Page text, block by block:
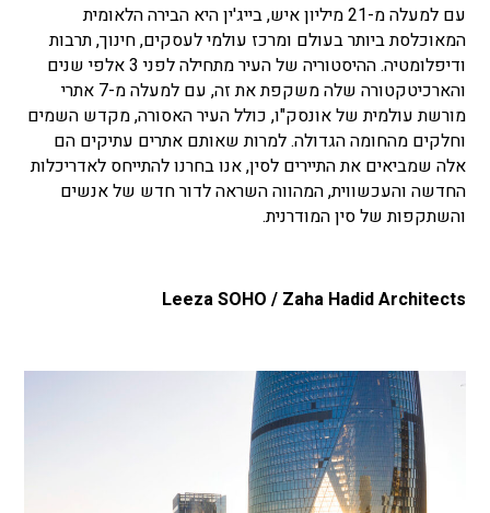
עם למעלה מ-21 מיליון איש, בייג'ין היא הבירה הלאומית
המאוכלסת ביותר בעולם ומרכז עולמי לעסקים, חינוך, תרבות
ודיפלומטיה. ההיסטוריה של העיר מתחילה לפני 3 אלפי שנים
והארכיטקטורה שלה משקפת את זה, עם למעלה מ-7 אתרי
מורשת עולמית של אונסק"ו, כולל העיר האסורה, מקדש השמים
וחלקים מהחומה הגדולה. למרות שאותם אתרים עתיקים הם
אלה שמביאים את התיירים לסין, אנו בחרנו להתייחס לאדריכלות
החדשה והעכשווית, המהווה השראה לדור חדש של אנשים
והשתקפות של סין המודרנית.
Leeza SOHO / Zaha Hadid Architects